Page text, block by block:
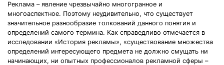
Реклама – явление чрезвычайно многогранное и
многоаспектное. Поэтому неудивительно, что существует
значительное разнообразие толкований данного понятия и
определений самого термина. Как справедливо отмечается в
исследовании «История рекламы», «существование множества
определений интересующего предмета не должно смущать ни
начинающих, ни опытных профессионалов рекламной сферы –